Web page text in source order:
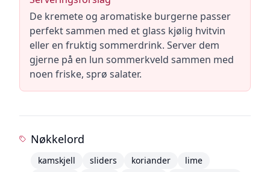
De kremete og aromatiske burgerne passer
perfekt sammen med et glass kjølig hvitvin
eller en fruktig sommerdrink. Server dem
gjerne på en lun sommerkveld sammen med
noen friske, sprø salater.
Nøkkelord
kamskjell sliders koriander
lime